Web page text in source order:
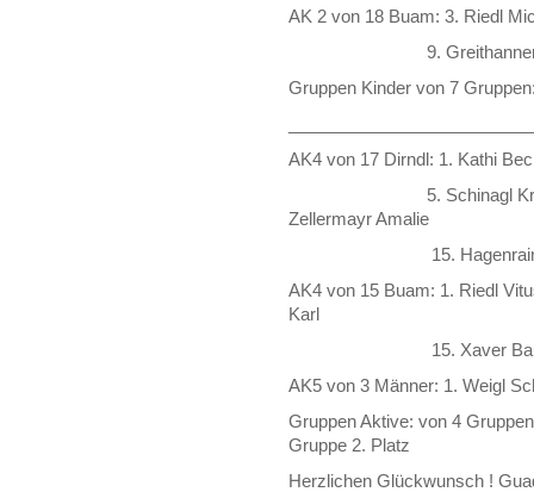
AK 2 von 18 Buam: 3. Riedl
9. Greithanner
Gruppen Kinder von 7
AK4 von 17 Dirndl: 1. Kathi
5. Schinagl Kristina
Zellermayr Amalie
15. Hagenrainer Lisa
AK4 von 15 Buam: 1. Riedl
Karl
15. Xaver
AK5 von 3 Männer: 1. Weigl
Gruppen Aktive: von 4
Gruppe 2. Platz
Herzlichen Glückwunsch !